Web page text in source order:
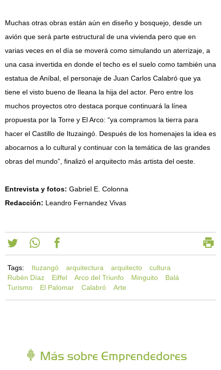
Muchas otras obras están aún en diseño y bosquejo, desde un
avión que será parte estructural de una vivienda pero que en
varias veces en el día se moverá como simulando un aterrizaje, a
una casa invertida en donde el techo es el suelo como también una
estatua de Aníbal, el personaje de Juan Carlos Calabró que ya
tiene el visto bueno de Ileana la hija del actor. Pero entre los
muchos proyectos otro destaca porque continuará la línea
propuesta por la Torre y El Arco: “ya compramos la tierra para
hacer el Castillo de Ituzaingó. Después de los homenajes la idea es
abocarnos a lo cultural y continuar con la temática de las grandes
obras del mundo”, finalizó el arquitecto más artista del oeste.
Entrevista y fotos: Gabriel E. Colonna
Redacción: Leandro Fernandez Vivas
Tags: Ituzangó arquitectura arquitecto
cultura
Rubén Díaz
Eiffel Arco del Triunfo Minguito
Balá
Turismo
El Palomar Calabró Arte
Más sobre Emprendedores